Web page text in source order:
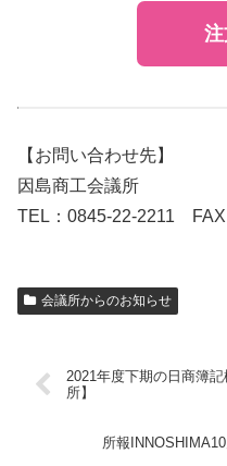
注
【お問い合わせ先】
因島商工会議所
TEL：0845-22-2211
会議所からのお知らせ
2021年度下期の日商簿
所】
所報